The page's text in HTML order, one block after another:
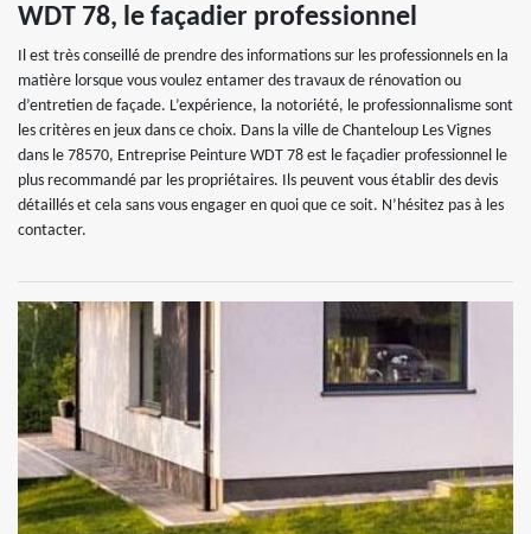
WDT 78, le façadier professionnel
Il est très conseillé de prendre des informations sur les professionnels en la
matière lorsque vous voulez entamer des travaux de rénovation ou
d’entretien de façade. L’expérience, la notoriété, le professionnalisme sont
les critères en jeux dans ce choix. Dans la ville de Chanteloup Les Vignes
dans le 78570, Entreprise Peinture WDT 78 est le façadier professionnel le
plus recommandé par les propriétaires. Ils peuvent vous établir des devis
détaillés et cela sans vous engager en quoi que ce soit. N’hésitez pas à les
contacter.